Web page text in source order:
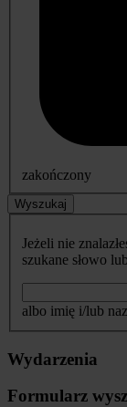
zakończony
Wyszukaj
Jeżeli nie
szukane słowo
albo imię i/lub
Wydarzenia
Formularz